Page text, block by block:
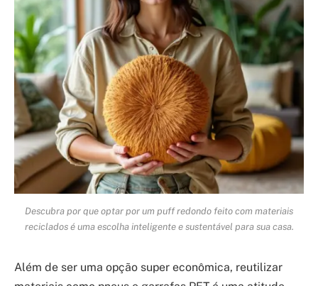
Descubra por que optar por um puff redondo feito com materiais
reciclados é uma escolha inteligente e sustentável para sua casa.
Além de ser uma opção super econômica, reutilizar